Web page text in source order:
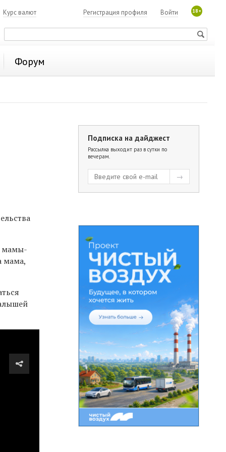
Курс валют 18+
Войти
Регистрация профиля
Форум
мамы-
мама,
Подписка на дайджест
Рассылка выходит раз в сутки по
вечерам.